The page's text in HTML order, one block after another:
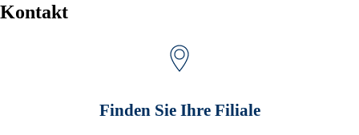
Kontakt
Finden Sie Ihre Filiale